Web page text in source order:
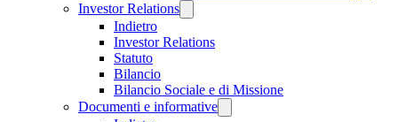
Investor Relations
Indietro
Investor Relations
Statuto
Bilancio
Bilancio Sociale e di Missione
Documenti e informative